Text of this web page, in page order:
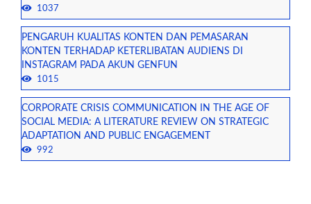
1037
PENGARUH KUALITAS KONTEN DAN PEMASARAN
KONTEN TERHADAP KETERLIBATAN AUDIENS DI
INSTAGRAM PADA AKUN GENFUN
1015
CORPORATE CRISIS COMMUNICATION IN THE AGE OF
SOCIAL MEDIA: A LITERATURE REVIEW ON STRATEGIC
ADAPTATION AND PUBLIC ENGAGEMENT
992